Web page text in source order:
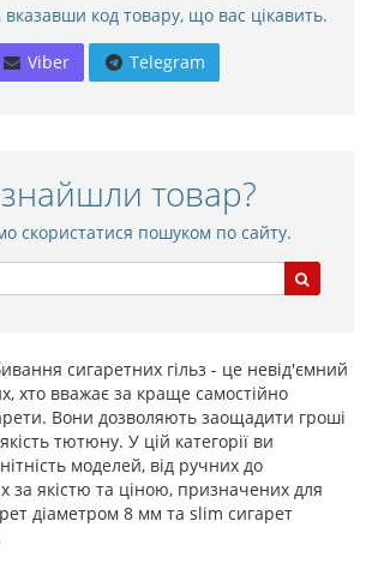
код товару, що вас цікавить.
Viber Telegram
товар?
скористатися пошуком по сайту.
сигаретних гільз - це невід'ємний
хто вважає за краще самостійно
Вони дозволяють заощадити гроші
тютюну. У цій категорії ви
моделей, від ручних до
за якістю та ціною, призначених для
діаметром 8 мм та slim сигарет